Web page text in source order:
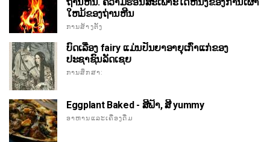
ໃຫມ້ຂອງຖ່ານຫີນ
ການສ້າງຕັ້ງ
ບົດເລື່ອງ fairy ແມ່ນປັນຍາອາຍຸເກົ່າແກ່ຂອງ
ປະຊາຊົນລັດເຊຍ
ການສຶກສາ:
Eggplant Baked - ສີຟ້າ, ສີ yummy
ອາຫານແລະເຄື່ອງດື່ມ